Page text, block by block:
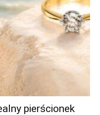
pierścionek